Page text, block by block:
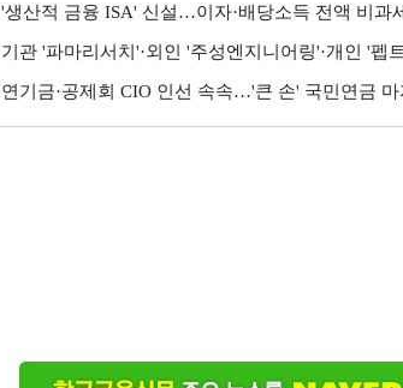
'생산적 금융 ISA' 신설…이자·배당소득 전액 비과
기관 '파마리서치'·외인 '주성엔지니어링'·개인 '펩
연기금·공제회 CIO 인선 속속…'큰 손' 국민연금